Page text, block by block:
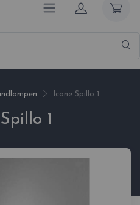
Icone Spillo 1
1